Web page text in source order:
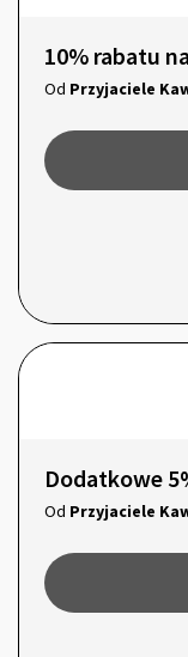
Od Przyjaciele
Dodatkowe
Od Przyjaciele